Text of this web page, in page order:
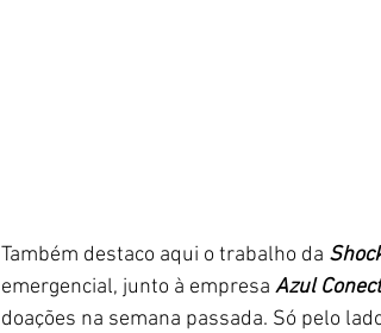
Também destaco aqui o trabalho da
emergencial, junto à empresa Azul
doações na semana passada. Só pelo